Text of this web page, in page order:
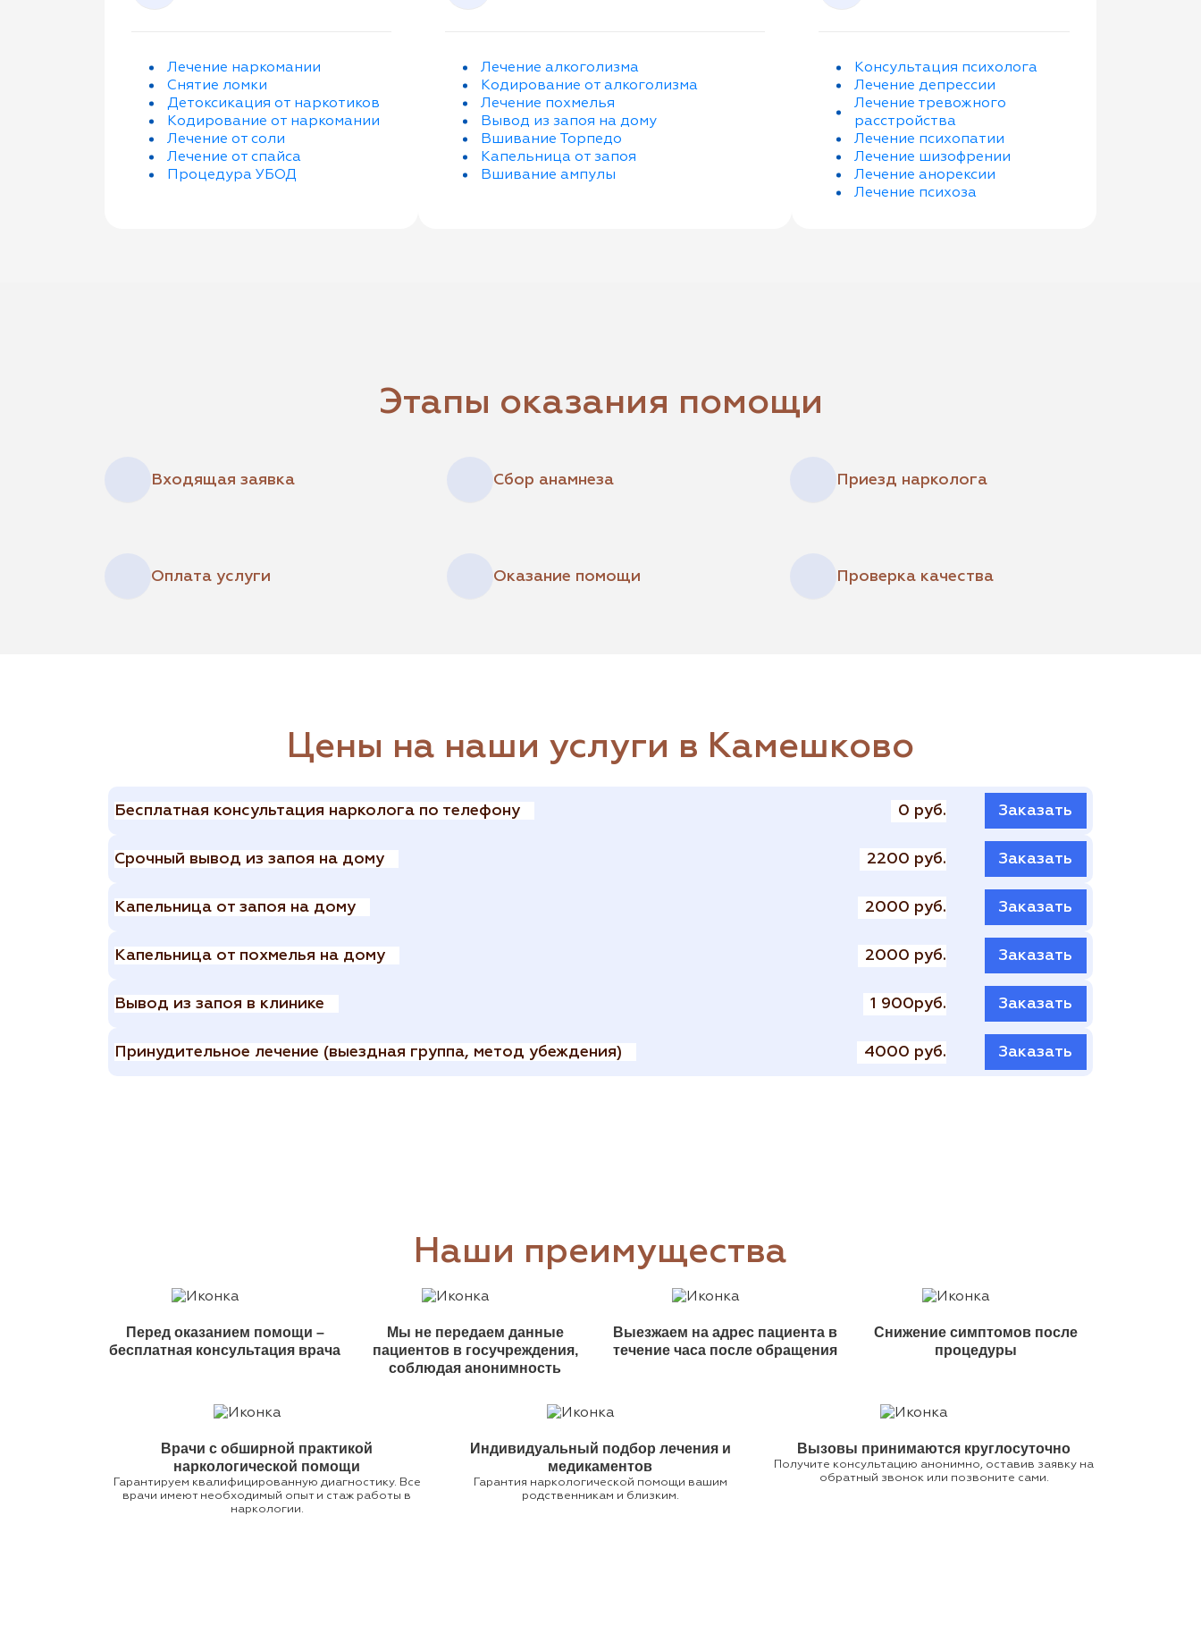
Лечение наркомании
Снятие ломки
Детоксикация от наркотиков
Кодирование от наркомании
Лечение от соли
Лечение от спайса
Процедура УБОД
Лечение алкоголизма
Кодирование от алкоголизма
Лечение похмелья
Вывод из запоя на дому
Вшивание Торпедо
Капельница от запоя
Вшивание ампулы
Консультация психолога
Лечение депрессии
Лечение тревожного
расстройства
Лечение психопатии
Лечение шизофрении
Лечение анорексии
Лечение психоза
Этапы оказания помощи
Входящая заявка Сбор анамнеза Приезд нарколога
Оплата услуги Оказание помощи Проверка качества
Цены на наши услуги в Камешково
Бесплатная консультация нарколога по телефону 0 руб. Заказать
Срочный вывод из запоя на дому 2200 руб. Заказать
Капельница от запоя на дому 2000 руб. Заказать
Капельница от похмелья на дому 2000 руб. Заказать
Вывод из запоя в клинике 1 900руб. Заказать
Принудительное лечение (выездная группа, метод убеждения) 4000 руб. Заказать
Наши преимущества
Перед оказанием помощи –
бесплатная консультация врача
Мы не передаем данные
пациентов в госучреждения,
соблюдая анонимность
Выезжаем на адрес пациента в
течение часа после обращения
Снижение симптомов после
процедуры
Врачи с обширной практикой
наркологической помощи
Гарантируем квалифицированную диагностику. Все
врачи имеют необходимый опыт и стаж работы в
наркологии.
Индивидуальный подбор лечения и
медикаментов
Гарантия наркологической помощи вашим
родственникам и близким.
Вызовы принимаются круглосуточно
Получите консультацию анонимно, оставив заявку на
обратный звонок или позвоните сами.